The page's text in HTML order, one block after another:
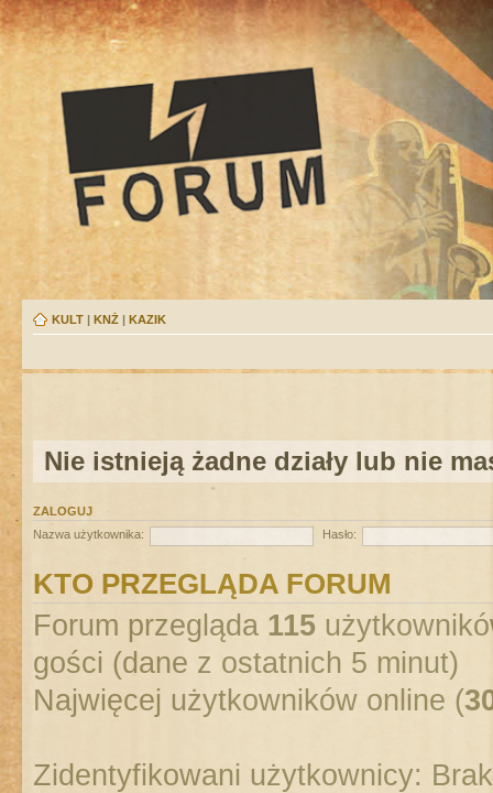
KULT | KNŻ | KAZIK
Nie istnieją żadne działy lub nie
ZALOGUJ
Nazwa użytkownika:
Hasło:
KTO PRZEGLĄDA FORUM
Forum przegląda 115
gości (dane z ostatnich 5 minut)
Najwięcej użytkowników online (
Zidentyfikowani użytkownicy: